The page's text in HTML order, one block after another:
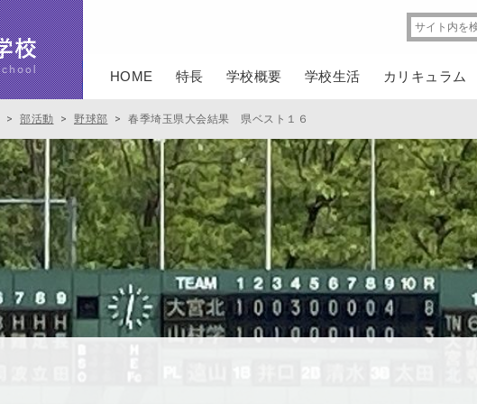
HOME 特長 学校概要 学校生活 カリキュラム
> 部活動 > 野球部 > 春季埼玉県大会結果 県ベスト１６